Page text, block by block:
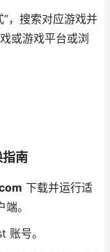
，搜索对应游戏并
或游戏平台或浏
南
下载并运行适
。
账号。